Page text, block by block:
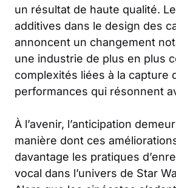
un résultat de haute qualité.
additives dans le design des
annoncent un changement
une industrie de plus en plus
complexités liées à la capture
performances qui résonnent
À l’avenir, l’anticipation
manière dont ces
davantage les pratiques
vocal dans l’univers de Star